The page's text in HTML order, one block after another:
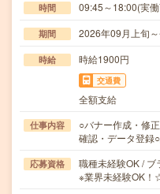
時間 09:45～18:00(実
期間 2026年09月上旬
時給 時給1900円
交通費
全額支給
仕事内容
○バナー作成・修
確認・データ登
応募資格
職種未経験OK / ブ
※業界未経験OK